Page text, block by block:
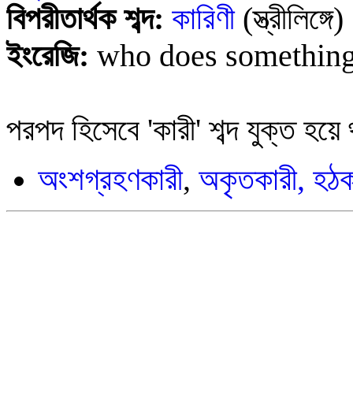
বিপরীতার্থক শব্দ: কারিণী
ইংরেজি: who does
পরপদ হিসেবে 'কারী' শব্দ যুক্ত
অংশগ্রহণকারী, অকৃতকারী,